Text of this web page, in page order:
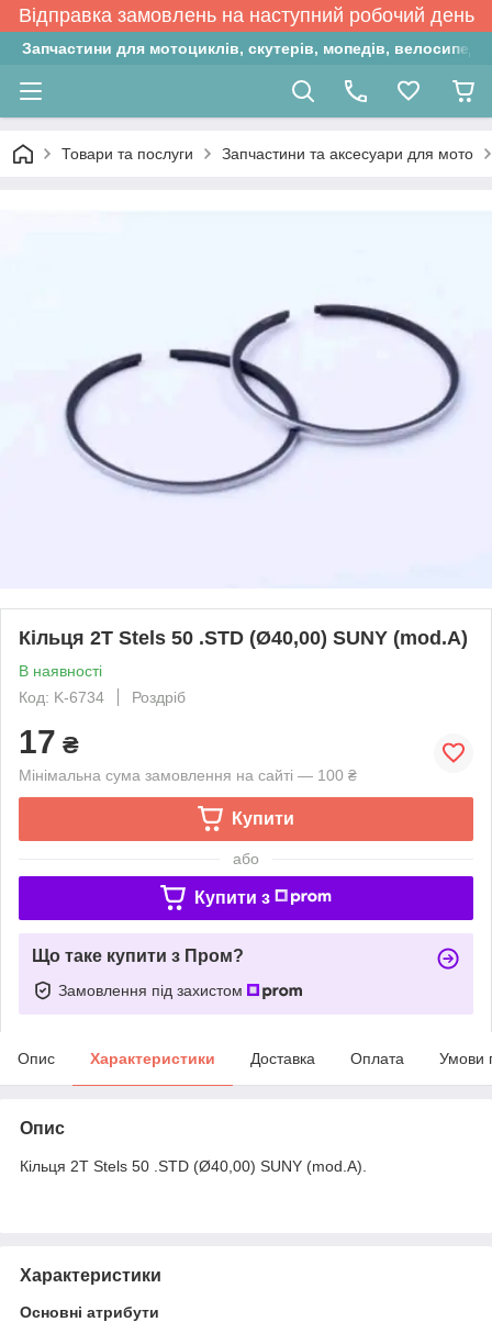
Відправка замовлень на наступний робочий день
Запчастини для мотоциклів, скутерів, мопедів,
Товари та послуги Запчастини та аксесуари для мото
Кільця 2T Stels 50 .STD (Ø40,00) SUNY (mod.A)
В наявності
Код: K-6734
Роздріб
17 ₴
Мінімальна сума замовлення на сайті — 100 ₴
Купити
або
Купити з
Що таке купити з Пром?
Замовлення під захистом
Опис Характеристики Доставка Оплата Умови
Опис
Кільця 2T Stels 50 .STD (Ø40,00) SUNY (mod.A).
Характеристики
Основні атрибути